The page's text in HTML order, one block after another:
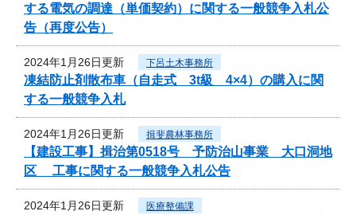
する電気の調達（単価契約）に関する一般競争入札公
告（再度公告）
2024年1月26日更新 下呂土木事務所
凍結防止剤散布車（自走式 3t級 4×4）の購入に関
する一般競争入札
2024年1月26日更新 揖斐農林事務所
【建設工事】揖治第0518号 予防治山事業 大口洞地
区 工事に関する一般競争入札公告
2024年1月26日更新 医療整備課